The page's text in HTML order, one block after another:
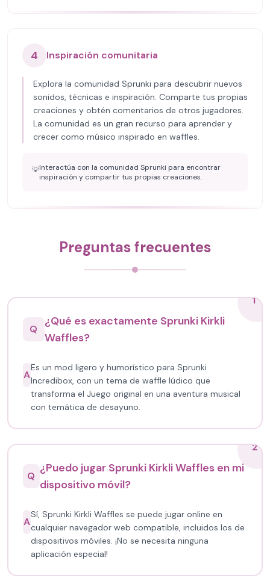
4 Inspiración comunitaria
Explora la comunidad Sprunki para descubrir nuevos
sonidos, técnicas e inspiración. Comparte tus propias
creaciones y obtén comentarios de otros jugadores.
La comunidad es un gran recurso para aprender y
crecer como músico inspirado en waffles.
💡Interactúa con la comunidad Sprunki para encontrar
inspiración y compartir tus propias creaciones.
Preguntas frecuentes
1
Q
¿Qué es exactamente Sprunki Kirkli
Waffles?
A
Es un mod ligero y humorístico para Sprunki
Incredibox, con un tema de waffle lúdico que
transforma el Juego original en una aventura musical
con temática de desayuno.
2
Q
¿Puedo jugar Sprunki Kirkli Waffles en mi
dispositivo móvil?
A
Sí, Sprunki Kirkli Waffles se puede jugar online en
cualquier navegador web compatible, incluidos los de
dispositivos móviles. ¡No se necesita ninguna
aplicación especial!